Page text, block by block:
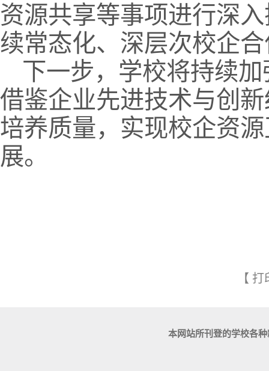
资源共享等事项进行深
续常态化、深层次校企
下一步，学校将持续
借鉴企业先进技术与创
培养质量，实现校企资
展。
【 打
本网站所刊登的学校各